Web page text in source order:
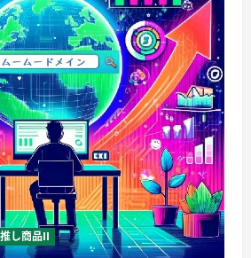
推し商品II